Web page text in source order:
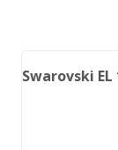
Swarovski EL